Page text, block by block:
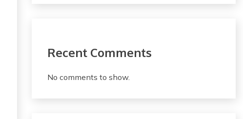
Recent Comments
No comments to show.